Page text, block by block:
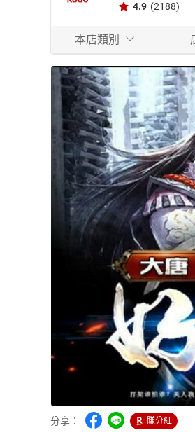
4.9 (2188)
本店類別
分享： 賺分紅